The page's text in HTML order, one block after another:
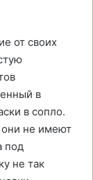
от своих
в
в сопло.
они не имеют
под
не так